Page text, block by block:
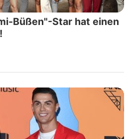
Büßen"-Star hat einen